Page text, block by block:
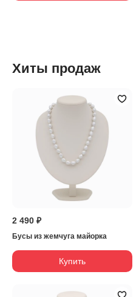
Хиты продаж
2 490 ₽
Бусы из жемчуга майорка
Купить